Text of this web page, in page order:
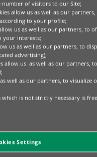
EN
LA COMPLEXITÉ
STRATÉGIE
CAS. MAIS
DE PLUS EN
DE
PRENNENT EN
CONTRÔLE ET
MAIS AUSSI LA
ET LA
CYCLE DE VIE. LA
DE CHOISIR
number of visitors to our Site;
allow us as well as our
to your profile;
us as well as our partners, to
your interests;
us as well as our partners, to
advertising);
allow us as well as our partners,
well as our partners, to visualize
is not strictly necessary is
Settings